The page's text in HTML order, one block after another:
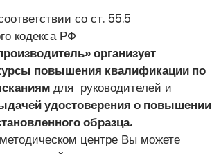
со ст. 55.5
кодекса РФ
организует
повышения квалификации по
для руководителей и
удостоверения о повышении
образца.
центре Вы можете